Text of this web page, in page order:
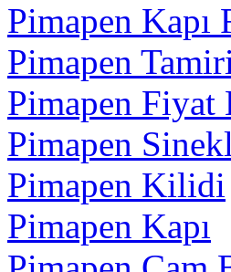
Pimapen Kapı
Pimapen
Pimapen Fiyat
Pimapen
Pimapen Kilidi
Pimapen Kapı